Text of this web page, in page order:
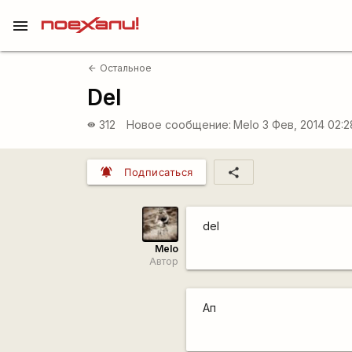
menu
arrow_back Остальное
Del
visibility 312 Новое сообщение: Melo 3 Фев, 2014
notifications_active Подписаться share
Melo
Автор
del
Ап